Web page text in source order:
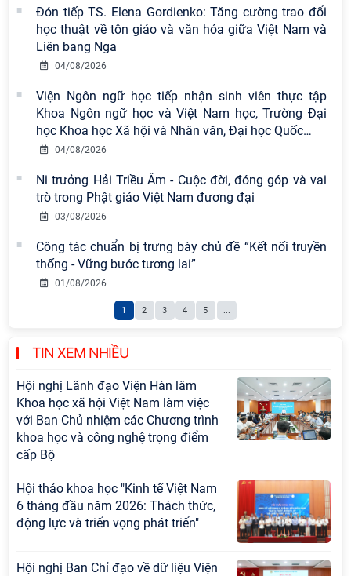
Đón tiếp TS. Elena Gordienko: Tăng cường trao đổi
học thuật về tôn giáo và văn hóa giữa Việt Nam và
Liên bang Nga
04/08/2026
Viện Ngôn ngữ học tiếp nhận sinh viên thực tập
Khoa Ngôn ngữ học và Việt Nam học, Trường Đại
học Khoa học Xã hội và Nhân văn, Đại học Quốc…
04/08/2026
Ni trưởng Hải Triều Âm - Cuộc đời, đóng góp và vai
trò trong Phật giáo Việt Nam đương đại
03/08/2026
Công tác chuẩn bị trưng bày chủ đề “Kết nối truyền
thống - Vững bước tương lai”
01/08/2026
1 2 3 4 5 ...
TIN XEM NHIỀU
chuyên đề: Đẩy mạnh học tập, thực
hành tư tưởng, đạo đức, phương
pháp, phong cách Hồ Chí Minh trong
giai đoạn phát triển mới
Đảng ủy Viện Hàn lâm Khoa học xã
hội Việt Nam sơ kết công tác 6 tháng
đầu năm và triển khai nhiệm vụ
trọng tâm 6 tháng cuối năm 2026
Hội thảo khoa học quốc tế “Không
gian phát triển Việt Nam trong kỷ
nguyên mới: Định hướng chiến lược
vào thứ ba, ngày 28/7/2026
Tọa đàm Giao lưu chuyên đề về
những kinh nghiệm quan trọng của
Đảng Cộng sản Trung Quốc và Đảng
sự nghiệp xây dựng chủ nghĩa xã hội
Hội nghị Lãnh đạo Viện Hàn lâm
Khoa học xã hội Việt Nam làm việc
với Ban Chủ nhiệm các Chương trình
khoa học và công nghệ trọng điểm
cấp Bộ
Hội thảo khoa học "Kinh tế Việt Nam
6 tháng đầu năm 2026: Thách thức,
động lực và triển vọng phát triển"
Hội nghị Ban Chỉ đạo về dữ liệu Viện